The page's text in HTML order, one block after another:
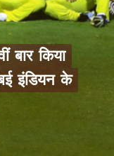
बार किया
इंडियन के
बार किया
इंडियन के